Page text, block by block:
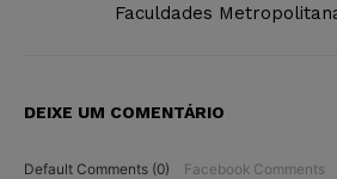
Faculdades
DEIXE UM COMENTÁRIO
Default Comments (0) Facebook Comments